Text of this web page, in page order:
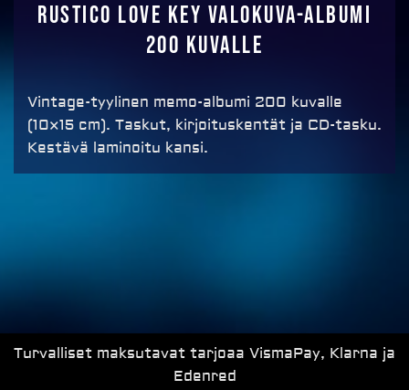
Rustico love key valokuva-albumi
200 kuvalle
Vintage-tyylinen memo-albumi 200 kuvalle
(10×15 cm). Taskut, kirjoituskentät ja CD-tasku.
Kestävä laminoitu kansi.
Turvalliset maksutavat tarjoaa VismaPay, Klarna ja
Edenred